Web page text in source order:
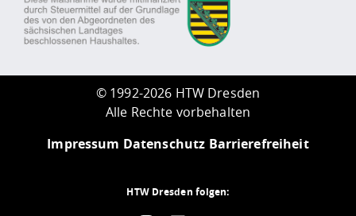
© 1992-2026 HTW Dresden
Alle Rechte vorbehalten
Impressum Datenschutz Barrierefreiheit
HTW Dresden folgen: